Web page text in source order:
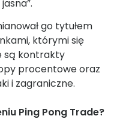
go tytułem
którymi się
są kontrakty
procentowe oraz
i zagraniczne.
Ping Pong Trade?